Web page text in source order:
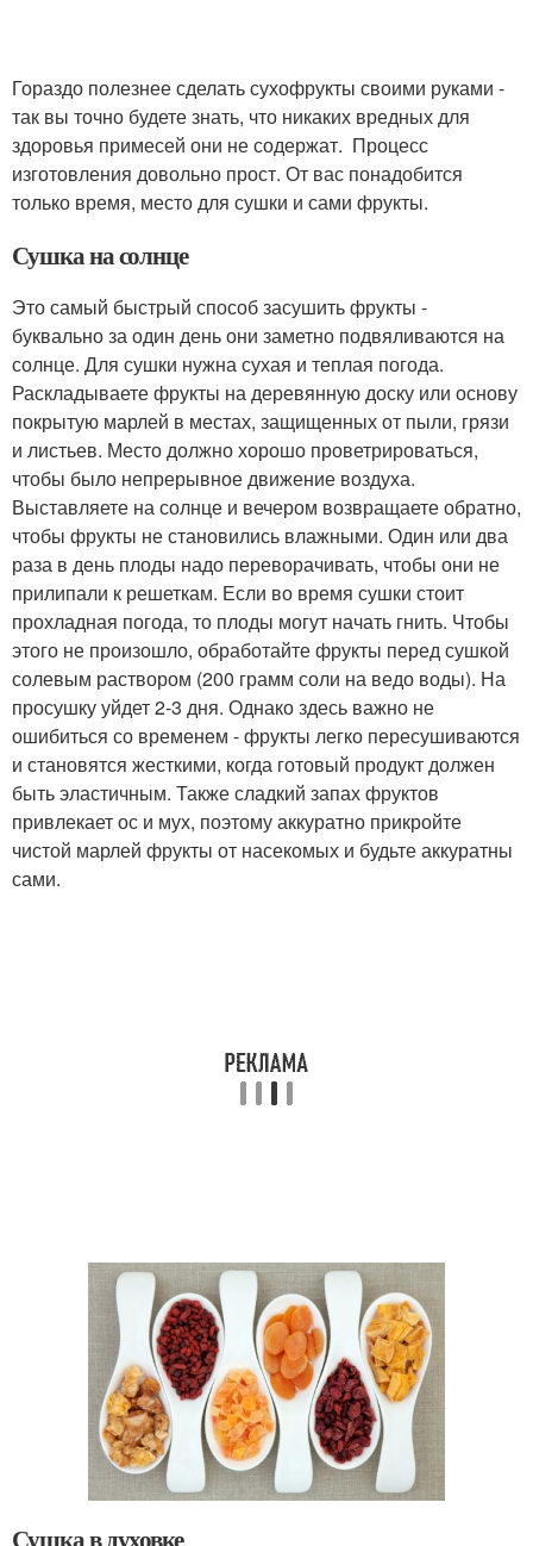
Гораздо полезнее сделать сухофрукты своими руками -
так вы точно будете знать, что никаких вредных для
здоровья примесей они не содержат. Процесс
изготовления довольно прост. От вас понадобится
только время, место для сушки и сами фрукты.
Сушка на солнце
Это самый быстрый способ засушить фрукты -
буквально за один день они заметно подвяливаются на
солнце. Для сушки нужна сухая и теплая погода.
Раскладываете фрукты на деревянную доску или основу
покрытую марлей в местах, защищенных от пыли, грязи
и листьев. Место должно хорошо проветрироваться,
чтобы было непрерывное движение воздуха.
Выставляете на солнце и вечером возвращаете обратно,
чтобы фрукты не становились влажными. Один или два
раза в день плоды надо переворачивать, чтобы они не
прилипали к решеткам. Если во время сушки стоит
прохладная погода, то плоды могут начать гнить. Чтобы
этого не произошло, обработайте фрукты перед сушкой
солевым раствором (200 грамм соли на ведо воды). На
просушку уйдет 2-3 дня. Однако здесь важно не
ошибиться со временем - фрукты легко пересушиваются
и становятся жесткими, когда готовый продукт должен
быть эластичным. Также сладкий запах фруктов
привлекает ос и мух, поэтому аккуратно прикройте
чистой марлей фрукты от насекомых и будьте аккуратны
сами.
Сушка в духовке